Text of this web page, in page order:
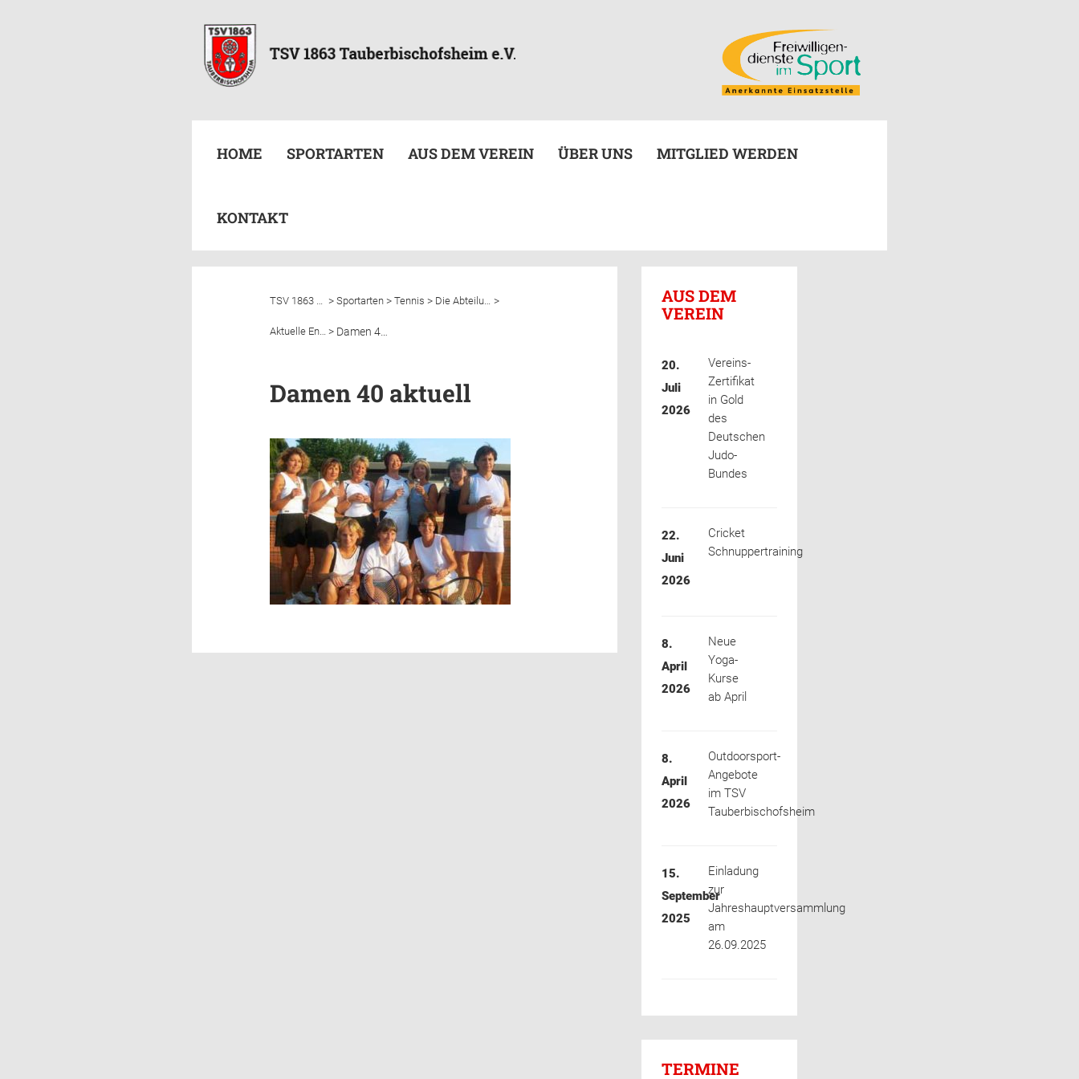
HOME SPORTARTEN AUS DEM VEREIN ÜBER UNS MITGLIED WERDEN
KONTAKT
TSV 1863 Tauberbischofsheim e.V. > Sportarten> Tennis > Die Abteilung >
Aktuelle Entwicklung> Damen 40 aktuell
Damen 40 aktuell
AUS DEM
VEREIN
20.
Juli
2026
Vereins-
Zertifikat
in Gold
des
Deutschen
Judo-
Bundes
22.
Juni
2026
Cricket
Schnuppertraining
8.
April
2026
Neue
Yoga-
Kurse
ab April
8.
April
2026
Outdoorsport-
Angebote
im TSV
Tauberbischofsheim
15.
September
2025
Einladung
zur
Jahreshauptversammlung
am
26.09.2025
TERMINE